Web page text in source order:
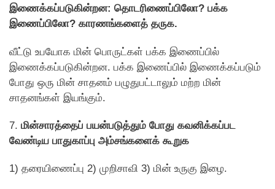
இணைக்கப்படுகின்றன: தொடரிணைப்பிலோ? பக்க
இணைப்பிலோ? காரணங்களைத் தருக.
வீட்டு உபயோக மின் பொருட்கள் பக்க இணைப்பில்
இணைக்கப்படுகின்றன. பக்க இணைப்பில் இணைக்கப்படும்
போது ஒரு மின் சாதனம் பழுதுபட்டாலும் மற்ற மின்
சாதனங்கள் இயங்கும்.
7. மின்சாரத்தைப் பயன்படுத்தும் போது கவனிக்கப்பட
வேண்டிய பாதுகாப்பு அம்சங்களைக் கூறுக
1) தரையிணைப்பு 2) முறிசாவி 3) மின் உருகு இழை.